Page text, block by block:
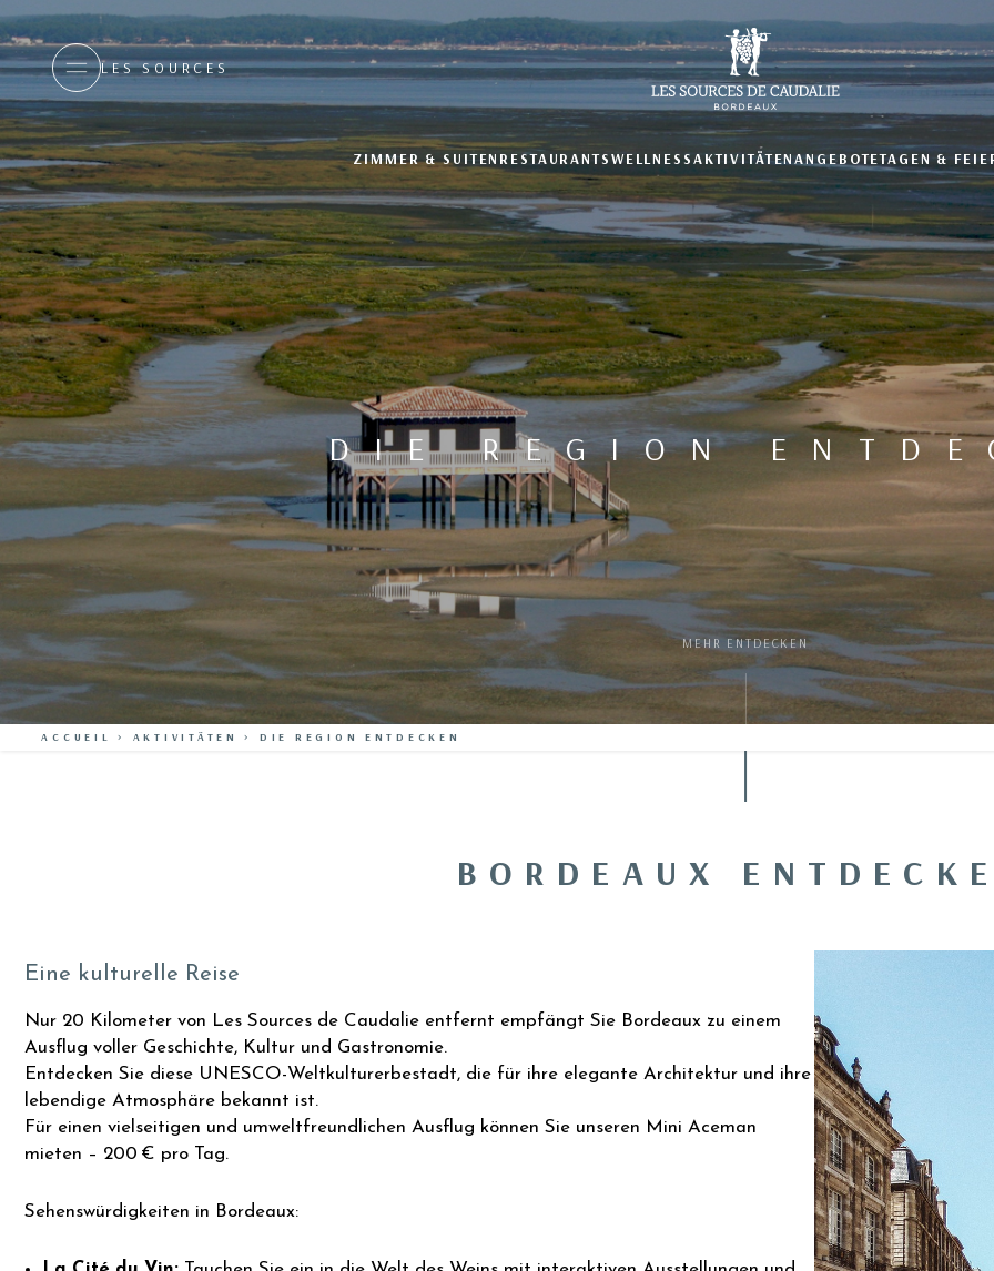
LES SOURCES
ZIMMER & SUITEN RESTAURANTSWELLNESSAKTIVITÄTENANGEBOTETAGEN &
DIE REGION
MEHR ENTDECKEN
ACCUEIL > AKTIVITÄTEN > DIE REGION ENTDECKEN
BORDEAUX
Eine kulturelle Reise
Nur 20 Kilometer von Les Sources de Caudalie entfernt empfängt Sie Bordeaux zu einem
Ausflug voller Geschichte, Kultur und Gastronomie.
Entdecken Sie diese UNESCO-Weltkulturerbestadt, die für ihre elegante Architektur und ihre
lebendige Atmosphäre bekannt ist.
Für einen vielseitigen und umweltfreundlichen Ausflug können Sie unseren Mini Aceman
mieten – 200 € pro Tag.
Sehenswürdigkeiten in Bordeaux: